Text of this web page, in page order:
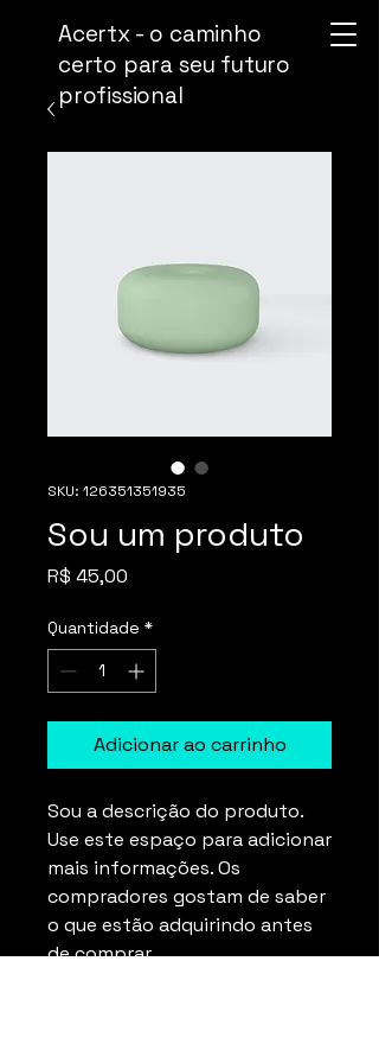
Acertx - o caminho
certo para seu futuro
profissional
SKU: 126351351935
Sou um produto
R$ 45,00
Quantidade *
Adicionar ao carrinho
Sou a descrição do produto.
Use este espaço para adicionar
mais informações. Os
compradores gostam de saber
o que estão adquirindo antes
de comprar.